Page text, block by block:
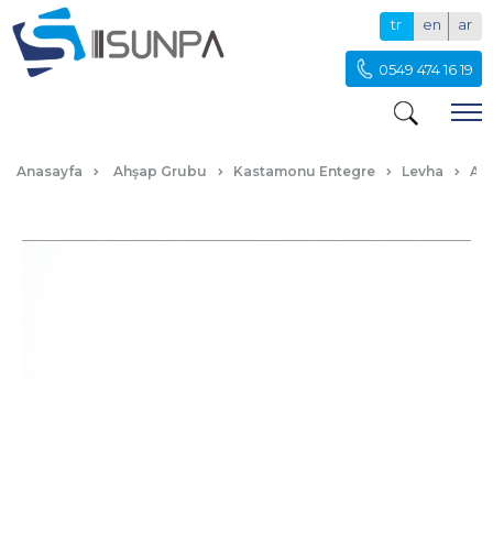
tr en ar
0549 474 16 19
Anasayfa Ahşap Grubu Kastamonu Entegre Levha